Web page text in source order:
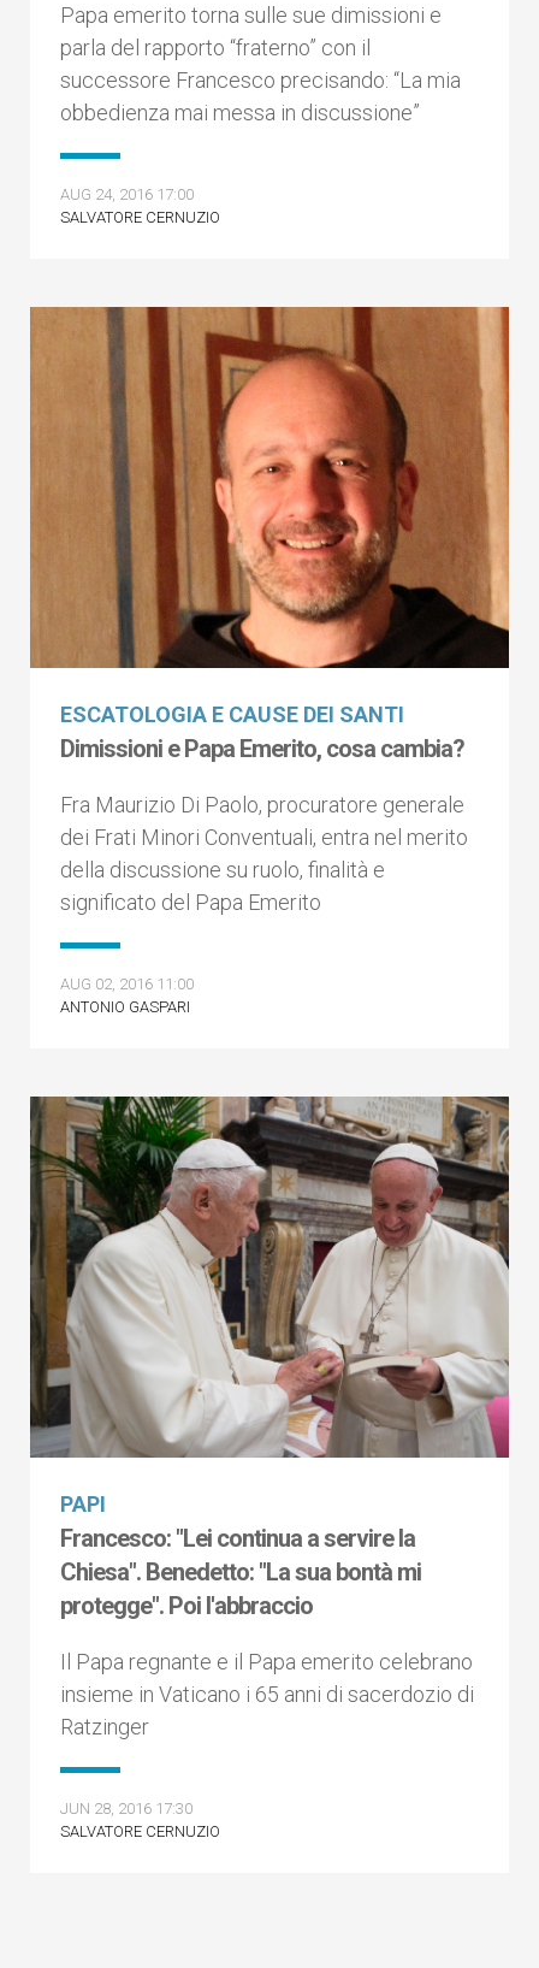
Papa emerito torna sulle sue dimissioni e
parla del rapporto “fraterno” con il
successore Francesco precisando: “La mia
obbedienza mai messa in discussione”
AUG 24, 2016 17:00
SALVATORE CERNUZIO
ESCATOLOGIA E CAUSE DEI SANTI
Dimissioni e Papa Emerito, cosa cambia?
Fra Maurizio Di Paolo, procuratore generale
dei Frati Minori Conventuali, entra nel merito
della discussione su ruolo, finalità e
significato del Papa Emerito
AUG 02, 2016 11:00
ANTONIO GASPARI
PAPI
Francesco: "Lei continua a servire la
Chiesa". Benedetto: "La sua bontà mi
protegge". Poi l'abbraccio
Il Papa regnante e il Papa emerito celebrano
insieme in Vaticano i 65 anni di sacerdozio di
Ratzinger
JUN 28, 2016 17:30
SALVATORE CERNUZIO